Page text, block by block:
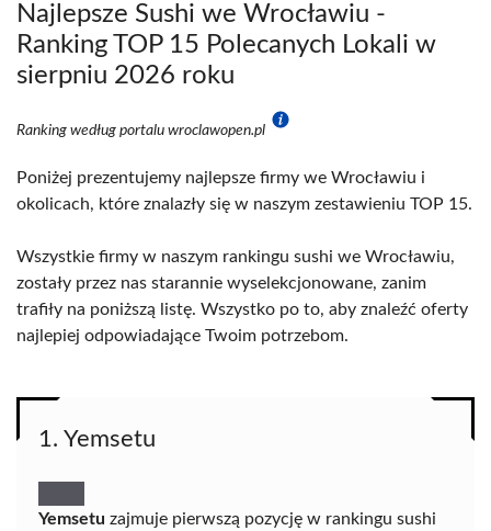
Najlepsze Sushi we Wrocławiu -
Ranking TOP 15 Polecanych Lokali w
sierpniu 2026 roku
Ranking według portalu wroclawopen.pl
Poniżej prezentujemy najlepsze firmy we Wrocławiu i
okolicach, które znalazły się w naszym zestawieniu TOP 15.
Wszystkie firmy w naszym rankingu sushi we Wrocławiu,
zostały przez nas starannie wyselekcjonowane, zanim
trafiły na poniższą listę. Wszystko po to, aby znaleźć oferty
najlepiej odpowiadające Twoim potrzebom.
1. Yemsetu
Yemsetu zajmuje pierwszą pozycję w rankingu sushi